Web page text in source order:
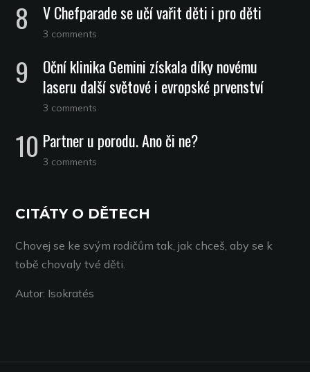
V Chefparade se učí vařit děti i pro děti
3 comments
Oční klinika Gemini získala díky novému
laseru další světové i evropské prvenství
3 comments
Partner u porodu. Ano či ne?
3 comments
CITÁTY O DĚTECH
Chovej se ke svým rodičům tak, jak chceš, aby se k
tobě chovaly tvé děti.
Autor: Isokratés